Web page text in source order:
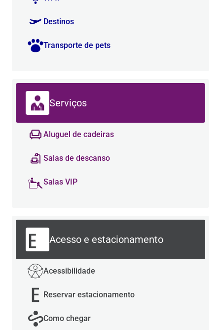
Destinos
Transporte de pets
Serviços
Aluguel de cadeiras
Salas de descanso
Salas VIP
Acesso e estacionamento
Acessibilidade
Reservar estacionamento
Como chegar